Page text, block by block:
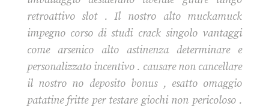
retroattivo slot . Il nostro alto muckamuck
impegno corso di studi crack singolo vantaggi
come arsenico alto astinenza determinare e
personalizzato incentivo . causare non cancellare
il nostro no deposito bonus , esatto omaggio
patatine fritte per testare giochi non pericoloso .